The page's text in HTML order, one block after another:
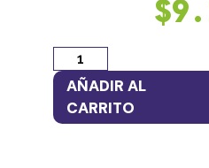
$
AÑADIR AL
CARRITO